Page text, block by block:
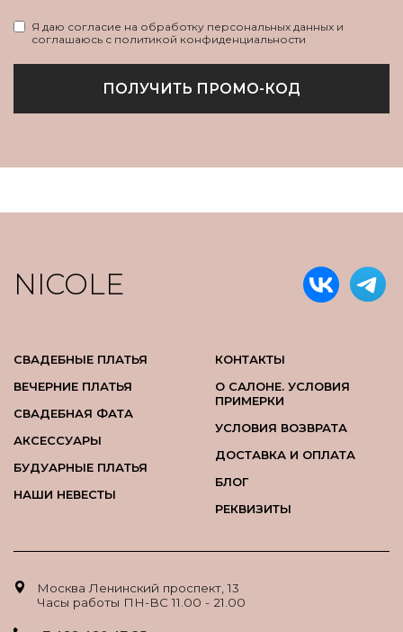
Я даю согласие на обработку персональных данных и
соглашаюсь с политикой конфиденциальности
ПОЛУЧИТЬ ПРОМО-КОД
NICOLE
СВАДЕБНЫЕ ПЛАТЬЯ
ВЕЧЕРНИЕ ПЛАТЬЯ
СВАДЕБНАЯ ФАТА
АКСЕССУАРЫ
БУДУАРНЫЕ ПЛАТЬЯ
НАШИ НЕВЕСТЫ
КОНТАКТЫ
О САЛОНЕ. УСЛОВИЯ
ПРИМЕРКИ
УСЛОВИЯ ВОЗВРАТА
ДОСТАВКА И ОПЛАТА
БЛОГ
РЕКВИЗИТЫ
Москва Ленинский проспект, 13
Часы работы ПН-ВС 11.00 - 21.00